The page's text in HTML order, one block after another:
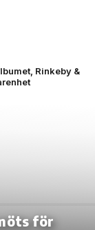
Rinkeby &
för